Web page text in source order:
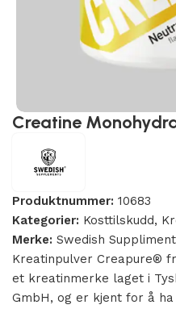
Creatine
Produktnummer: 10683
Kategorier: Kosttilskudd,
Merke: Swedish
Kreatinpulver Creapure®
et kreatinmerke laget i
GmbH, og er kjent for å